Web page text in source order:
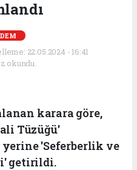
22.05.2024 - 16:41
okundu.
karara göre,
Tüzüğü'
'Seferberlik ve
getirildi.